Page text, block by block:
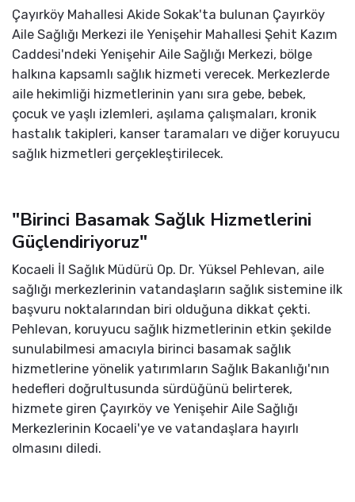
Çayırköy Mahallesi Akide Sokak'ta bulunan Çayırköy
Aile Sağlığı Merkezi ile Yenişehir Mahallesi Şehit Kazım
Caddesi'ndeki Yenişehir Aile Sağlığı Merkezi, bölge
halkına kapsamlı sağlık hizmeti verecek. Merkezlerde
aile hekimliği hizmetlerinin yanı sıra gebe, bebek,
çocuk ve yaşlı izlemleri, aşılama çalışmaları, kronik
hastalık takipleri, kanser taramaları ve diğer koruyucu
sağlık hizmetleri gerçekleştirilecek.
"Birinci Basamak Sağlık Hizmetlerini
Güçlendiriyoruz"
Kocaeli İl Sağlık Müdürü Op. Dr. Yüksel Pehlevan, aile
sağlığı merkezlerinin vatandaşların sağlık sistemine ilk
başvuru noktalarından biri olduğuna dikkat çekti.
Pehlevan, koruyucu sağlık hizmetlerinin etkin şekilde
sunulabilmesi amacıyla birinci basamak sağlık
hizmetlerine yönelik yatırımların Sağlık Bakanlığı'nın
hedefleri doğrultusunda sürdüğünü belirterek,
hizmete giren Çayırköy ve Yenişehir Aile Sağlığı
Merkezlerinin Kocaeli'ye ve vatandaşlara hayırlı
olmasını diledi.